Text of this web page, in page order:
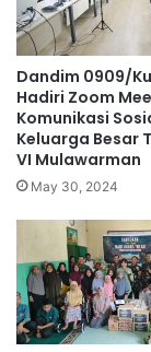
Dandim 0909/
Hadiri Zoom
Komunikasi
Keluarga Besar
VI Mulawarman
May 30, 2024